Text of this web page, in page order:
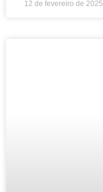
12 de fevereiro de 2025